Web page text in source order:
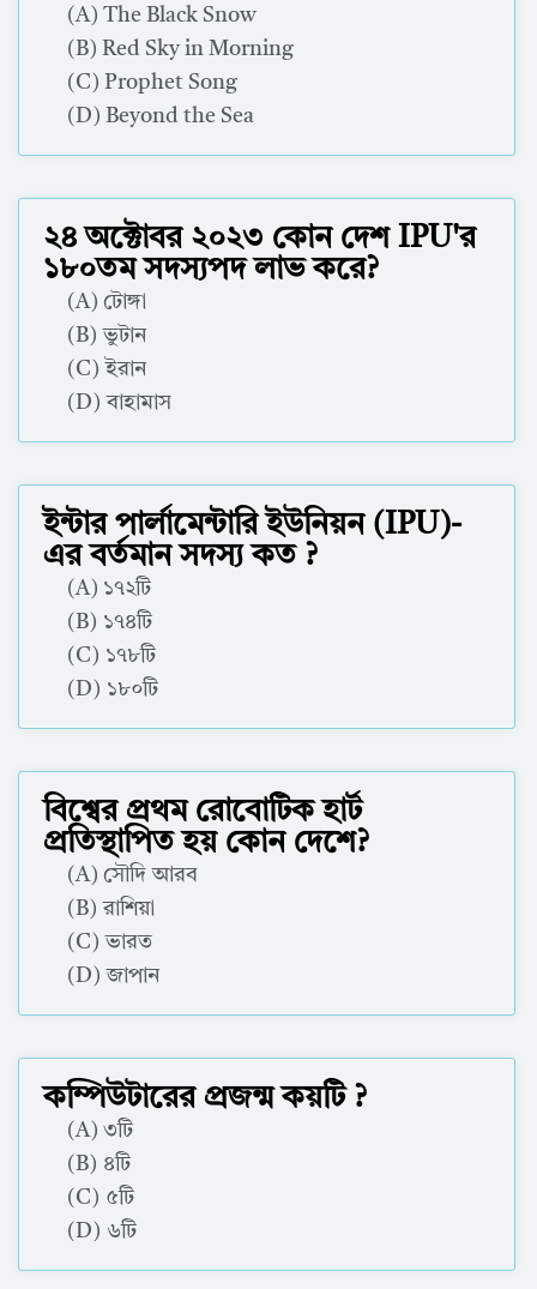
(A) The Black Snow
(B) Red Sky in Morning
(C) Prophet Song
(D) Beyond the Sea
২৪ অক্টোবর ২০২৩ কোন দেশ IPU'র
১৮০তম সদস্যপদ লাভ করে?
(A) টোঙ্গা
(B) ভুটান
(C) ইরান
(D)বাহামাস
ইন্টার পার্লামেন্টারি ইউনিয়ন (IPU)-
এর বর্তমান সদস্য কত ?
(A) ১৭২টি
(B) ১৭৪টি
(C) ১৭৮টি
(D) ১৮০টি
বিশ্বের প্রথম রোবোটিক হার্ট
প্রতিস্থাপিত হয় কোন দেশে?
(A) সৌদি আরব
(B) রাশিয়া
(C) ভারত
(D) জাপান
কম্পিউটারের প্রজন্ম কয়টি ?
(A) ৩টি
(B) ৪টি
(C) ৫টি
(D) ৬টি